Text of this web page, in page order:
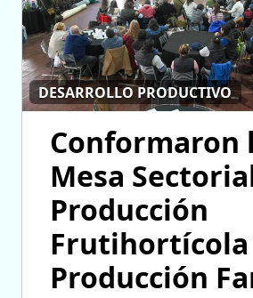
DESARROLLO PRODUCTIVO
Conformaron
Mesa
Producción
Producción